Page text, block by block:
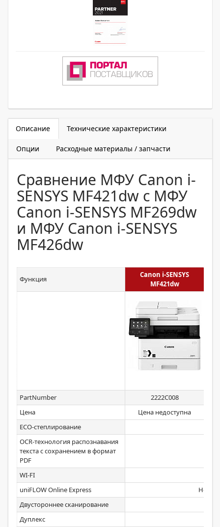
Описание Технические характеристики
Опции Расходные материалы / запчасти
Сравнение МФУ Canon i-
SENSYS MF421dw с МФУ
Canon i-SENSYS MF269dw
и МФУ Canon i-SENSYS
MF426dw
Функция
Canon i-SENSYS
MF421dw
PartNumber
2222C008
Цена
Цена недоступна
ECO-степлирование
OCR-технология распознавания
текста с сохранением в формат
PDF
WI-FI
uniFLOW Online Express
Нет
Двустороннее сканирование
Дуплекс